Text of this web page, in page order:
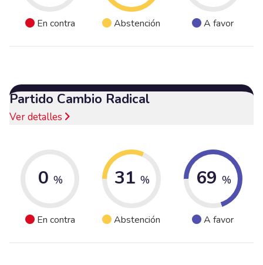
En contra Abstención A favor
Partido Cambio Radical
Ver detalles
0 %
En contra
31 %
Abstención
69 %
A favor